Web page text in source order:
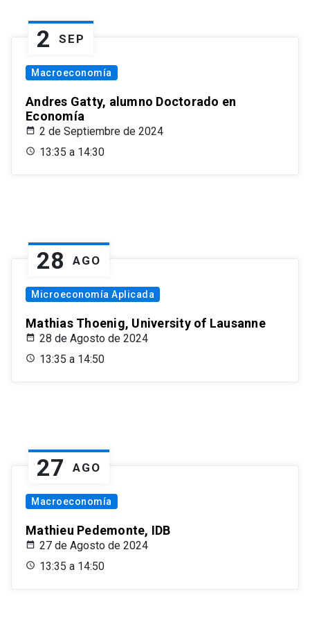
2 SEP
Macroeconomía
Andres Gatty, alumno Doctorado en
Economía
2 de Septiembre de 2024
13:35 a 14:30
28 AGO
Microeconomía Aplicada
Mathias Thoenig, University of Lausanne
28 de Agosto de 2024
13:35 a 14:50
27 AGO
Macroeconomía
Mathieu Pedemonte, IDB
27 de Agosto de 2024
13:35 a 14:50